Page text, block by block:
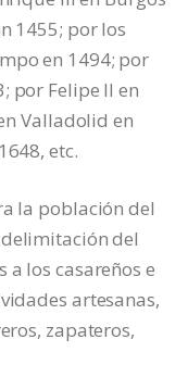
1455; por los
en 1494; por
por Felipe II en
Valladolid en
etc.
la población del
del
los casareños e
artesanas,
zapateros,